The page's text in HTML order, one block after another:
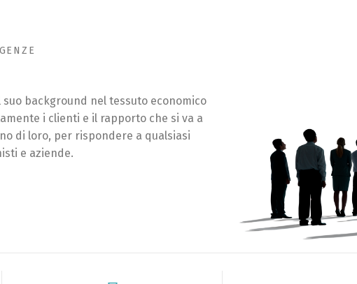
background nel tessuto economico
i clienti e il rapporto che si va a
di loro, per rispondere a qualsiasi
e aziende.